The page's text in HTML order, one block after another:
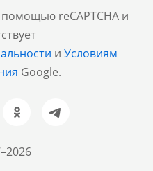
reCAPTCHA и
и Условиям
Google.